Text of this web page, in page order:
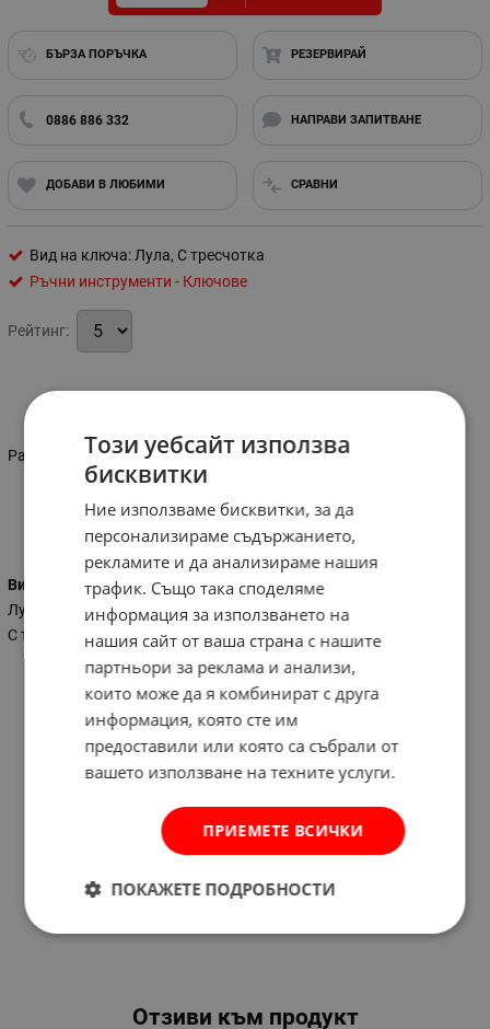
БЪРЗА ПОРЪЧКА РЕЗЕРВИРАЙ
0886 886 332 НАПРАВИ ЗАПИТВАНЕ
ДОБАВИ В ЛЮБИМИ СРАВНИ
Вид на ключа: Лула, С тресчотка
Ръчни инструменти - Ключове
Рейтинг:
Размер: 8-9 мм
Характеристики
Вид на ключа
Лула
С тресчотка
Отзиви към продукт
Този уебсайт използва
бисквитки
Ние използваме бисквитки, за да
персонализираме съдържанието,
рекламите и да анализираме нашия
трафик. Също така споделяме
информация за използването на
нашия сайт от ваша страна с нашите
партньори за реклама и анализи,
които може да я комбинират с друга
информация, която сте им
предоставили или която са събрали от
вашето използване на техните услуги.
ПРИЕМЕТЕ ВСИЧКИ
ПОКАЖЕТЕ ПОДРОБНОСТИ